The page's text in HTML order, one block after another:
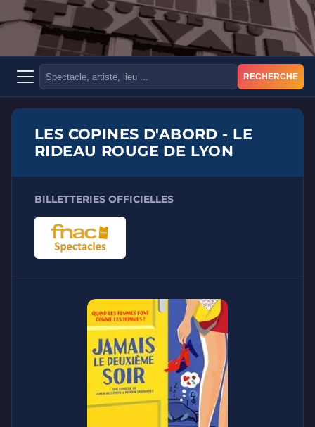
RECHERCHE
LES COPINES D'ABORD - LE
RIDEAU ROUGE DE LYON
BILLETTERIES OFFICIELLES